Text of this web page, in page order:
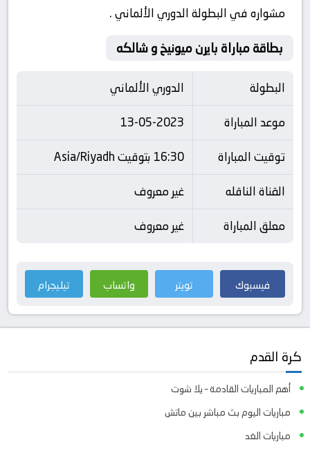
مشواره في البطولة الدوري الألماني .
بطاقة مباراة بايرن ميونيخ و شالكه
البطولة
الدوري الألماني
موعد المباراة
13-05-2023
توقيت المباراة
16:30 بتوقيت Asia/Riyadh
القناة الناقله
غير معروف
معلق المباراة
غير معروف
فيسبوك تويتر واتساب تيليجرام
كرة القدم
أهم المباريات القادمة – يلا شوت
مباريات اليوم بث مباشر بين ماتش
مباريات الغد